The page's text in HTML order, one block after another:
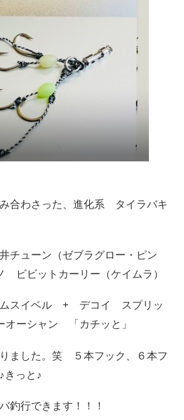
合わさった、進化系 タイラバキ
チューン（ゼブラグロー・ピン
ビビットカーリー（ケイムラ）
スイベル + デコイ スプリッ
ーシャン 「カチッと」
ました。笑 ５本フック、６本フ
きっと♪
釣行できます！！！